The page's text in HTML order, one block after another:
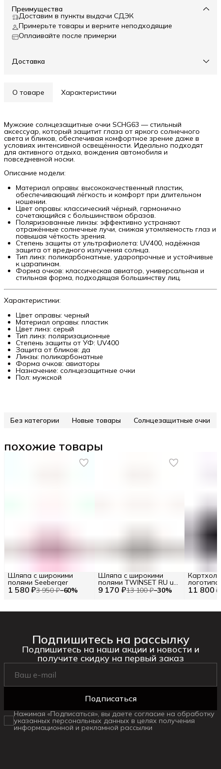
Преимущества
Доставим в пункты выдачи СДЭК
Примерьте товары и верните неподходящие
Оплаивайте после примерки
Доставка
О товаре Характеристики
Мужские солнцезащитные очки SCHG63 — стильный
аксессуар, который защитит глаза от яркого солнечного
света и бликов, обеспечивая комфортное зрение даже в
условиях интенсивной освещённости. Идеально подходят
для активного отдыха, вождения автомобиля и
повседневной носки.
Описание модели:
Материал оправы: высококачественный пластик,
обеспечивающий лёгкость и комфорт при длительном
ношении.
Цвет оправы: классический чёрный, гармонично
сочетающийся с большинством образов.
Поляризованные линзы: эффективно устраняют
отражённые солнечные лучи, снижая утомляемость глаз и
повышая чёткость зрения.
Степень защиты от ультрафиолета: UV400, надёжная
защита от вредного излучения солнца.
Тип линз: поликарбонатные, ударопрочные и устойчивые
к царапинам.
Форма очков: классическая авиатор, универсальная и
стильная форма, подходящая большинству лиц.
Характеристики:
Цвет оправы: черный
Материал оправы: пластик
Цвет линз: серый
Тип линз: поляризационные
Степень защиты от УФ: UV400
Защита от бликов: да
Линзы: поликарбонатные
Форма очков: авиаторы
Назначение: солнцезащитные очки
Пол: мужской
Без категории Новые товары Солнцезащитные очки
похожие товары
1 580 ₽3 950 ₽−60%
Шляпа с широкими
полями Seeberger
9 170 ₽13 100 ₽−30%
Шляпа с широкими
полями TWINSET RU uni
/ EU uni / uni 11 800 ₽
Подпишитесь на рассылку
Подпишитесь на наши акции и новости и
получите скидку на первый заказ
Подписаться
Нажимая «Подписаться», вы даете согласие на обработку
указанных персональных данных в целях получения
информационной и рекламной рассылки